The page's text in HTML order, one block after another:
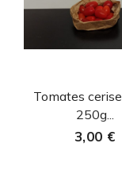
 Aperçu
Tomates
250g...
3,00 €